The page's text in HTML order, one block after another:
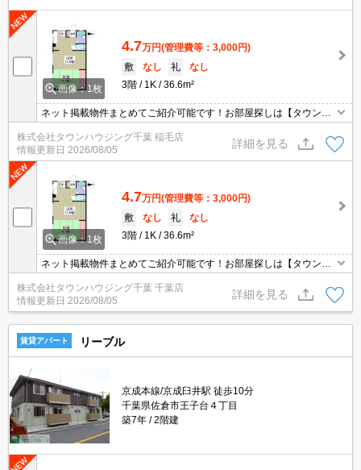
画像：1枚
4.7万円(管理費等：3,000円)
敷
なし 礼
なし
3階
1K 36.6m²
ネット掲載物件まとめてご紹介可能です！お部屋探しは【タウンハ
ウジング】にお任せください！※オンライン内見・現地待ち合わせ
は事前にご相談ください。
株式会社タウンハウジング千葉 稲毛店
情報更新日 2026/08/05
詳細を見る
画像：1枚
4.7万円(管理費等：3,000円)
敷
なし 礼
なし
3階
1K 36.6m²
ネット掲載物件まとめてご紹介可能です！お部屋探しは【タウンハ
ウジング】にお任せください！※オンライン内見・現地待ち合わせ
は事前にご相談ください。
株式会社タウンハウジング千葉 千葉店
情報更新日 2026/08/05
詳細を見る
賃貸アパート リーブル
京成本線/京成臼井駅 徒歩10分
千葉県佐倉市王子台４丁目
築7年
2階建